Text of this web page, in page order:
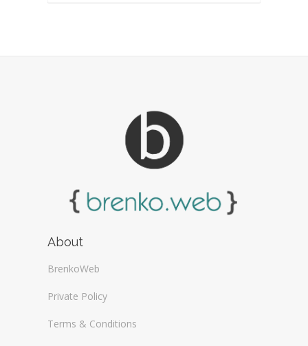
About
BrenkoWeb
Private Policy
Terms & Conditions